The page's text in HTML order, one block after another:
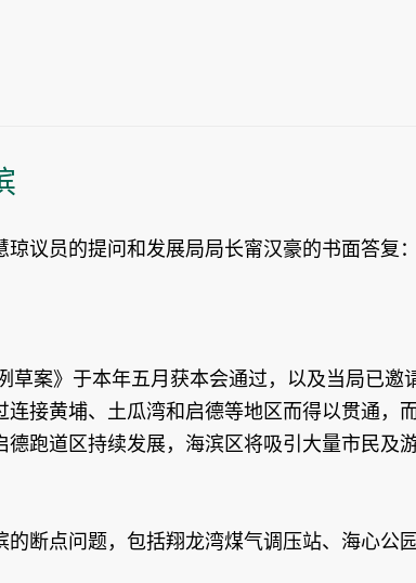
员的提问和发展局局长甯汉豪的书面答复：
》于本年五月获本会通过，以及当局已邀
接黄埔、土瓜湾和启德等地区而得以贯通
跑道区持续发展，海滨区将吸引大量市民
断点问题，包括翔龙湾煤气调压站、海心公